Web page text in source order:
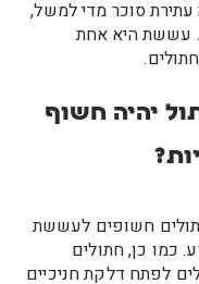
עתירת סוכר מדי למשל,
עששת היא אחת
יהיה חשוף
חשופים לעששת
כמו כן, חתולים
לפתח דלקת חניכיים